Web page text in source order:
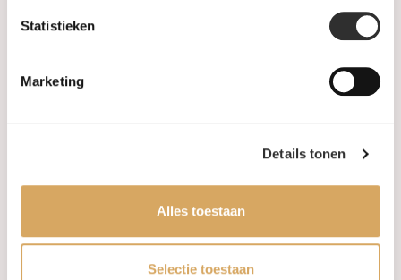
Statistieken
Marketing
Details tonen
Alles toestaan
Selectie toestaan
Levertijd & verzendkosten